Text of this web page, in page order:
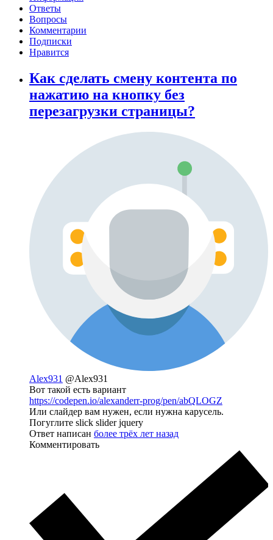
Ответы
Вопросы
Комментарии
Подписки
Нравится
Как сделать смену контента по
нажатию на кнопку без
перезагрузки страницы?
Alex931 @Alex931
Вот такой есть вариант
https://codepen.io/alexanderr-prog/pen/abQLOGZ
Или слайдер вам нужен, если нужна карусель.
Погуглите slick slider jquery
Ответ написан более трёх лет назад
Комментировать